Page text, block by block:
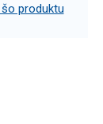
produktu